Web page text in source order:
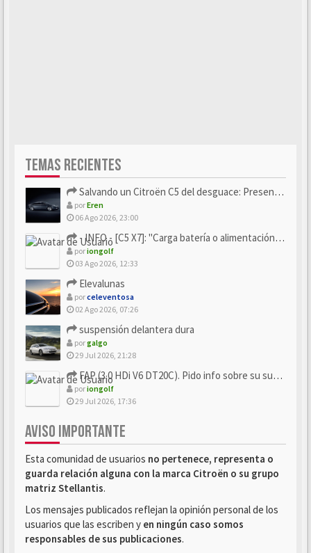
TEMAS RECIENTES
Salvando un Citroën C5 del desguace: Presentación y seguimiento
porEren
06 Ago 2026, 23:00
- INFO - [C5 X7]: "Carga batería o alimentación eléctri...
poriongolf
03 Ago 2026, 12:33
Elevalunas
porceleventosa
02 Ago 2026, 07:26
suspensión delantera dura
porgalgo
29 Jul 2026, 21:28
FAP (3.0 HDi V6 DT20C). Pido info sobre su sustitución
poriongolf
29 Jul 2026, 17:36
AVISO IMPORTANTE
Esta comunidad de usuarios no pertenece, representa o
guarda relación alguna con la marca Citroën o su grupo
matriz Stellantis.
Los mensajes publicados reflejan la opinión personal de los
usuarios que las escriben y en ningún caso somos
responsables de sus publicaciones.